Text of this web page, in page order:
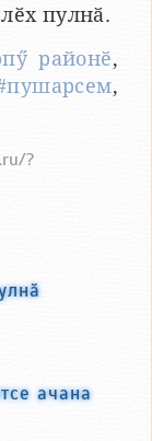
пулнӑ.
районӗ,
,
?
ачана